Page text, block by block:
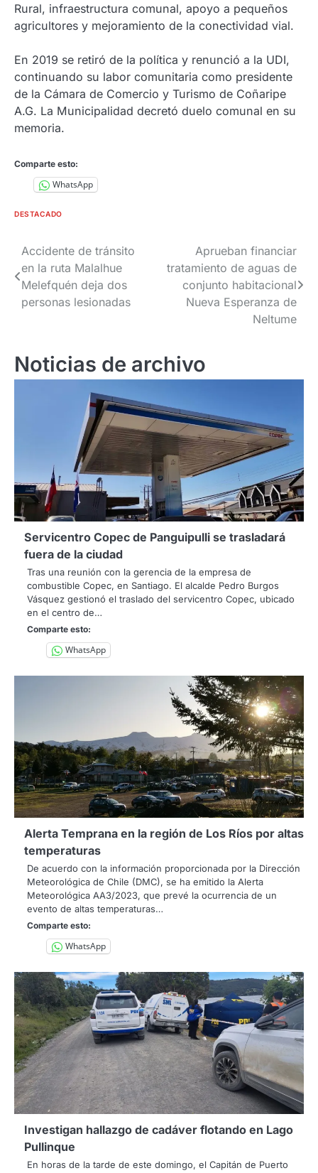
Rural, infraestructura comunal, apoyo a pequeños
agricultores y mejoramiento de la conectividad vial.
En 2019 se retiró de la política y renunció a la UDI,
continuando su labor comunitaria como presidente
de la Cámara de Comercio y Turismo de Coñaripe
A.G. La Municipalidad decretó duelo comunal en su
memoria.
Comparte esto:
WhatsApp
DESTACADO
Navegación
de
entradas
Accidente de tránsito
en la ruta Malalhue
Melefquén deja dos
personas lesionadas
Aprueban financiar
tratamiento de aguas de
conjunto habitacional
Nueva Esperanza de
Neltume
Noticias de archivo
Servicentro Copec de Panguipulli se trasladará
fuera de la ciudad
Tras una reunión con la gerencia de la empresa de
combustible Copec, en Santiago. El alcalde Pedro Burgos
Vásquez gestionó el traslado del servicentro Copec, ubicado
en el centro de…
Comparte esto:
WhatsApp
Alerta Temprana en la región de Los Ríos por altas
temperaturas
De acuerdo con la información proporcionada por la Dirección
Meteorológica de Chile (DMC), se ha emitido la Alerta
Meteorológica AA3/2023, que prevé la ocurrencia de un
evento de altas temperaturas…
Comparte esto:
WhatsApp
Investigan hallazgo de cadáver flotando en Lago
Pullinque
En horas de la tarde de este domingo, el Capitán de Puerto